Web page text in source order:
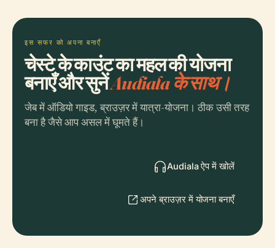
इस सफर को अपना बनाएँ
चेस्टे के काउंट का महल की योजना
बनाएँ और सुनेंAudiala के साथ।
जेब में ऑडियो गाइड, ब्राउज़र में यात्रा-योजना। ठीक उसी तरह
बना है जैसे आप असल में घूमते हैं।
Audiala ऐप में खोलें
अपने ब्राउज़र में योजना बनाएँ